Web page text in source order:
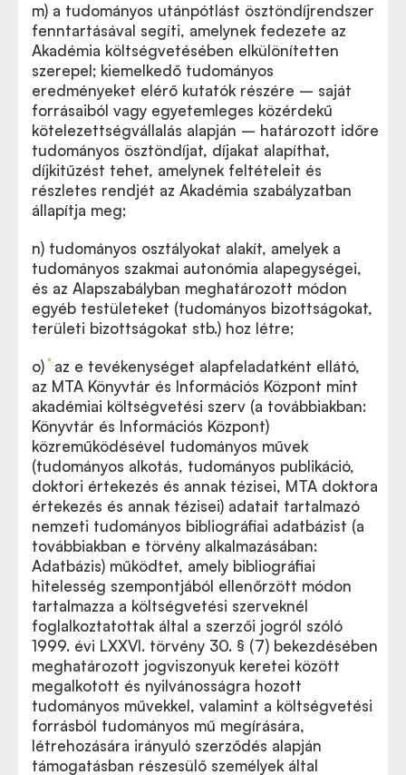
m) a tudományos utánpótlást ösztöndíjrendszer
fenntartásával segíti, amelynek fedezete az
Akadémia költségvetésében elkülönítetten
szerepel; kiemelkedő tudományos
eredményeket elérő kutatók részére – saját
forrásaiból vagy egyetemleges közérdekű
kötelezettségvállalás alapján – határozott időre
tudományos ösztöndíjat, díjakat alapíthat,
díjkitűzést tehet, amelynek feltételeit és
részletes rendjét az Akadémia szabályzatban
állapítja meg;
n) tudományos osztályokat alakít, amelyek a
tudományos szakmai autonómia alapegységei,
és az Alapszabályban meghatározott módon
egyéb testületeket (tudományos bizottságokat,
területi bizottságokat stb.) hoz létre;
o)* az e tevékenységet alapfeladatként ellátó,
az MTA Könyvtár és Információs Központ mint
akadémiai költségvetési szerv (a továbbiakban:
Könyvtár és Információs Központ)
közreműködésével tudományos művek
(tudományos alkotás, tudományos publikáció,
doktori értekezés és annak tézisei, MTA doktora
értekezés és annak tézisei) adatait tartalmazó
nemzeti tudományos bibliográfiai adatbázist (a
továbbiakban e törvény alkalmazásában:
Adatbázis) működtet, amely bibliográfiai
hitelesség szempontjából ellenőrzött módon
tartalmazza a költségvetési szerveknél
foglalkoztatottak által a szerzői jogról szóló
1999. évi LXXVI. törvény 30. § (7) bekezdésében
meghatározott jogviszonyuk keretei között
megalkotott és nyilvánosságra hozott
tudományos művekkel, valamint a költségvetési
forrásból tudományos mű megírására,
létrehozására irányuló szerződés alapján
támogatásban részesülő személyek által